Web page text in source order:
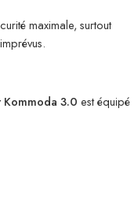
maximale, surtout
Kommoda 3.0 est équipé